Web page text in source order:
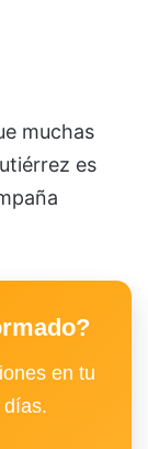
muchas
es
en tu
días.